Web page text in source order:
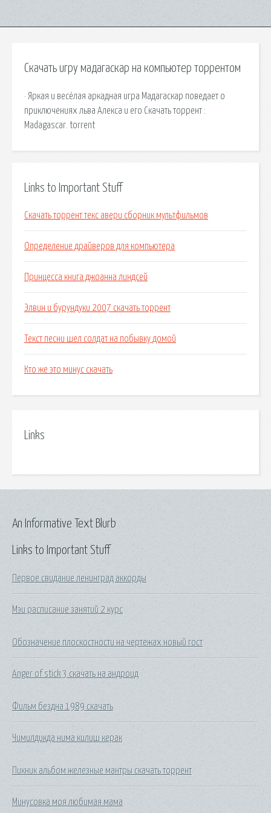
Скачать игру мадагаскар на компьютер торрентом
· Яркая и весёлая аркадная игра Мадагаскар поведает о
приключениях льва Алекса и его Скачать торрент :
Madagascar. torrent
Links to Important Stuff
Скачать торрент текс авери сборник мультфильмов
Определение драйверов для компьютера
Принцесса книга джоанна линдсей
Элвин и бурундуки 2007 скачать торрент
Текст песни шел солдат на побывку домой
Кто же это минус скачать
Links
Links to Important Stuff
Первое свидание ленинград аккорды
Мэи расписание занятий 2 курс
Обозначение плоскостности на чертежах новый гост
Anger of stick 3 скачать на андроид
Фильм бездна 1989 скачать
Чимилдикда нима килиш керак
Пикник альбом железные мантры скачать торрент
Минусовка моя любимая мама
An Informative Text Blurb